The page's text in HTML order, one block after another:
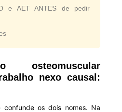
e AET ANTES de pedir
osteomuscular
nexo causal:
confunde os dois nomes. Na